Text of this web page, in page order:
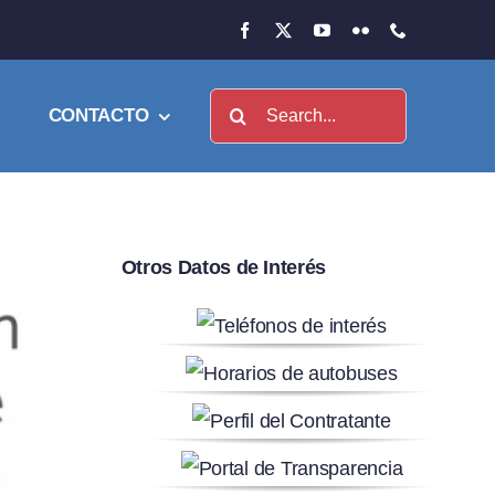
CONTACTO Buscar:
Otros Datos de Interés